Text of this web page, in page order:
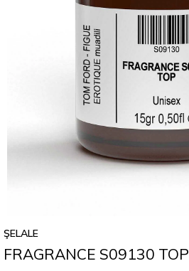
ŞELALE
FRAGRANCE S09130 TOP